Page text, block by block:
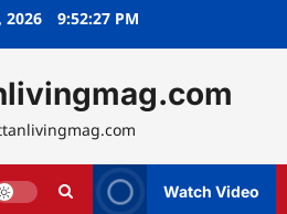
2026 9:52:28 PM
Watch Video